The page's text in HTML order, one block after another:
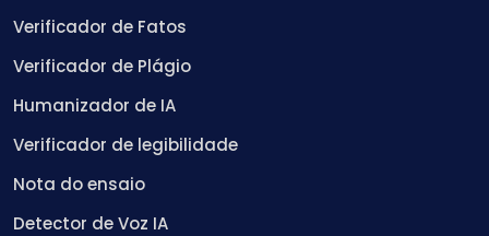
Verificador de Fatos
Verificador de Plágio
Humanizador de IA
Verificador de legibilidade
Nota do ensaio
Detector de Voz IA